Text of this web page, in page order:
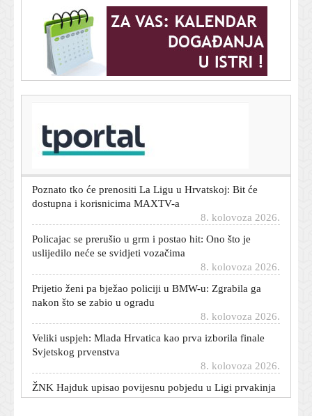
T-portal.hr
Garcia iskreno o odlasku mladog talenta na posudbu:
'Nije iskoristio prilike'
Poznato tko će prenositi La Ligu u Hrvatskoj: Bit će
dostupna i korisnicima MAXTV-a
Policajac se prerušio u grm i postao hit: Ono što je
uslijedilo neće se svidjeti vozačima
Prijetio ženi pa bježao policiji u BMW-u: Zgrabila ga
nakon što se zabio u ogradu
Veliki uspjeh: Mlada Hrvatica kao prva izborila finale
Svjetskog prvenstva
ŽNK Hajduk upisao povijesnu pobjedu u Ligi prvakinja
8. kolovoza 2026.